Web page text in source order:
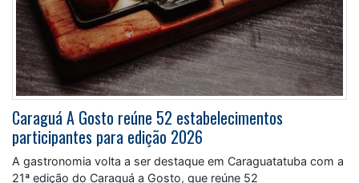
Caraguá A Gosto reúne 52 estabelecimentos
participantes para edição 2026
A gastronomia volta a ser destaque em Caraguatatuba com a
21ª edição do Caraguá a Gosto, que reúne 52